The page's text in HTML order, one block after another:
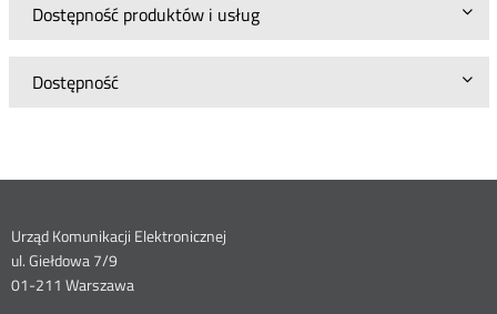
Dostępność produktów i usług
Dostępność
Dane
kontaktowe
Urząd Komunikacji Elektronicznej
ul. Giełdowa 7/9
01-211 Warszawa